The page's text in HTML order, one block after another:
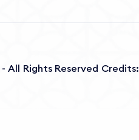
All Rights Reserved Credits: